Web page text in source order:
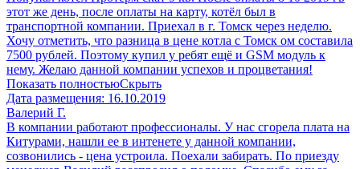
этот же день, после оплаты на карту, котёл был в
транспортной компании. Приехал в г. Томск через неделю.
Хочу отметить, что разница в цене котла с Томск ом составила
7500 рублей. Поэтому купил у ребят ещё и GSM модуль к
нему. Желаю данной компании успехов и процветания!
Показать полностьюСкрыть
Дата размещения: 16.10.2019
Валерий Г.
В компании работают профессионалы. У нас сгорела плата на
Китурами, нашли ее в интенете у данной компании,
созвонились - цена устроила. Поехали забирать. По приезду